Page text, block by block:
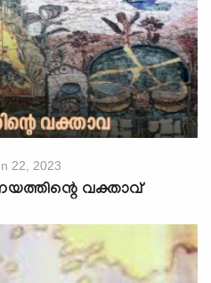
22, 2023
വക്താവ്